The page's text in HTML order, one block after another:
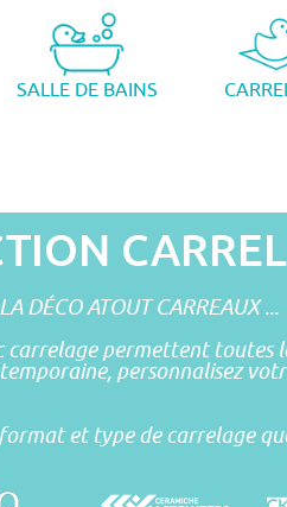
SALLE DE BAINS
DÉCO ATOUT CARREAUX ...
carrelage permettent toutes
personnalisez
format et type de carrelage